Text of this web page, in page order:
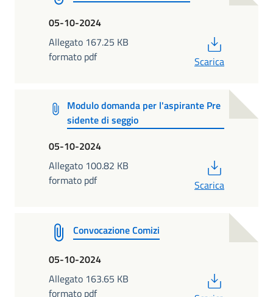
05-10-2024
Allegato 167.25 KB
formato pdf
Scarica
Modulo domanda per l'aspirante Pre
sidente di seggio
05-10-2024
Allegato 100.82 KB
formato pdf
Scarica
Convocazione Comizi
05-10-2024
Allegato 163.65 KB
formato pdf